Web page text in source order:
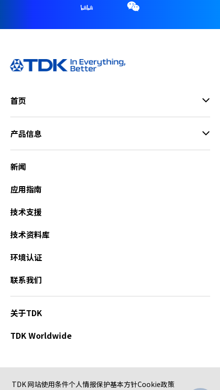
首页
产品信息
新闻
应用指南
技术支援
技术资料库
环境认证
联系我们
关于TDK
TDK Worldwide
TDK 网站使用条件个人情报保护基本方针Cookie政策